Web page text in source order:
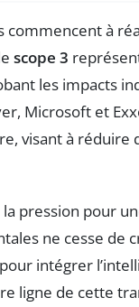
commencent à
scope 3
les impacts
Microsoft et
visant à réduire
pression pour
ne cesse de
intégrer
ligne de cette